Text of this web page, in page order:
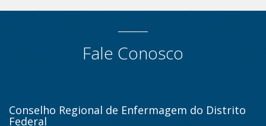
Fale Conosco
Conselho Regional de Enfermagem do Distrito
Federal